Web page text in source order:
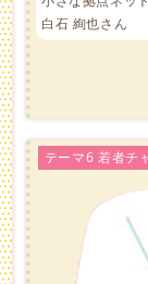
白石 絢也さん
テーマ6 若者チ